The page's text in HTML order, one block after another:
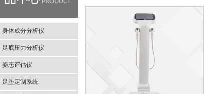
身体成分分析仪
足底压力分析仪
姿态评估仪
足垫定制系统